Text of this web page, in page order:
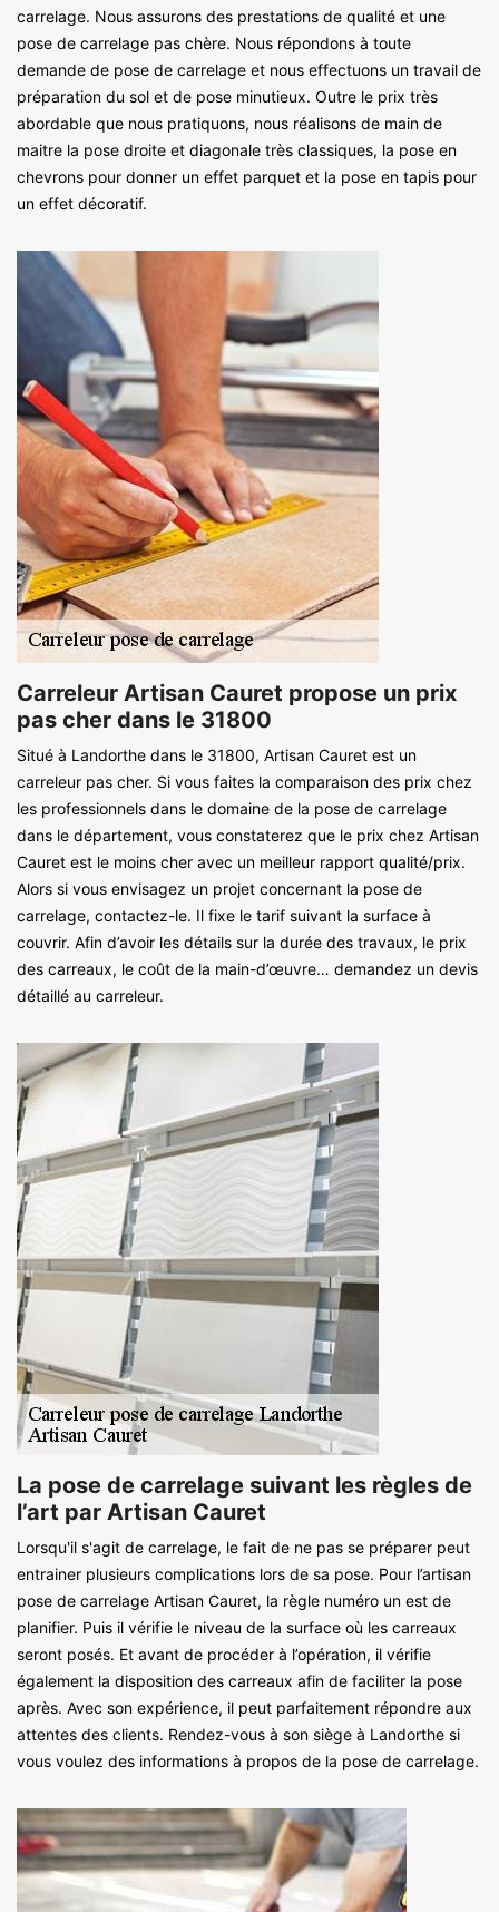
carrelage. Nous assurons des prestations de qualité et une
pose de carrelage pas chère. Nous répondons à toute
demande de pose de carrelage et nous effectuons un travail de
préparation du sol et de pose minutieux. Outre le prix très
abordable que nous pratiquons, nous réalisons de main de
maitre la pose droite et diagonale très classiques, la pose en
chevrons pour donner un effet parquet et la pose en tapis pour
un effet décoratif.
Carreleur Artisan Cauret propose un prix
pas cher dans le 31800
Situé à Landorthe dans le 31800, Artisan Cauret est un
carreleur pas cher. Si vous faites la comparaison des prix chez
les professionnels dans le domaine de la pose de carrelage
dans le département, vous constaterez que le prix chez Artisan
Cauret est le moins cher avec un meilleur rapport qualité/prix.
Alors si vous envisagez un projet concernant la pose de
carrelage, contactez-le. Il fixe le tarif suivant la surface à
couvrir. Afin d’avoir les détails sur la durée des travaux, le prix
des carreaux, le coût de la main-d’œuvre… demandez un devis
détaillé au carreleur.
La pose de carrelage suivant les règles de
l’art par Artisan Cauret
Lorsqu'il s'agit de carrelage, le fait de ne pas se préparer peut
entrainer plusieurs complications lors de sa pose. Pour l’artisan
pose de carrelage Artisan Cauret, la règle numéro un est de
planifier. Puis il vérifie le niveau de la surface où les carreaux
seront posés. Et avant de procéder à l’opération, il vérifie
également la disposition des carreaux afin de faciliter la pose
après. Avec son expérience, il peut parfaitement répondre aux
attentes des clients. Rendez-vous à son siège à Landorthe si
vous voulez des informations à propos de la pose de carrelage.